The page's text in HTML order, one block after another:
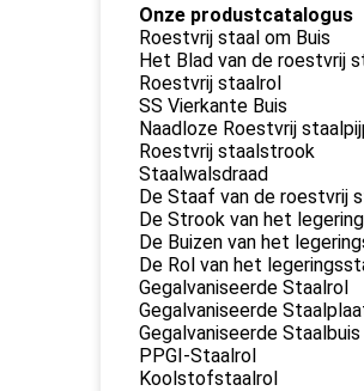
Onze produstcatalogus
Roestvrij staal om Buis
Het Blad van de roestvrij
Roestvrij staalrol
SS Vierkante Buis
Naadloze Roestvrij
Roestvrij staalstrook
Staalwalsdraad
De Staaf van de roestvrij
De Strook van het
De Buizen van het
De Rol van het
Gegalvaniseerde Staalrol
Gegalvaniseerde
Gegalvaniseerde Staalbuis
PPGI-Staalrol
Koolstofstaalrol